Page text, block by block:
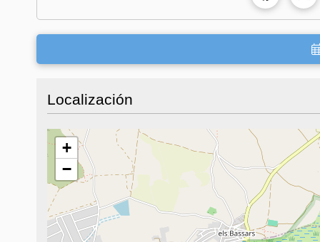
Localización
+
−